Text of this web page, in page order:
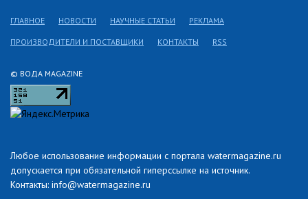
© ВОДА MAGAZINE
Любое использование информации с портала watermagazine.ru
допускается при обязательной гиперссылке на источник.
Контакты: info@watermagazine.ru
ГЛАВНОЕ НОВОСТИ НАУЧНЫЕ СТАТЬИ РЕКЛАМА
ПРОИЗВОДИТЕЛИ И ПОСТАВЩИКИ КОНТАКТЫ RSS